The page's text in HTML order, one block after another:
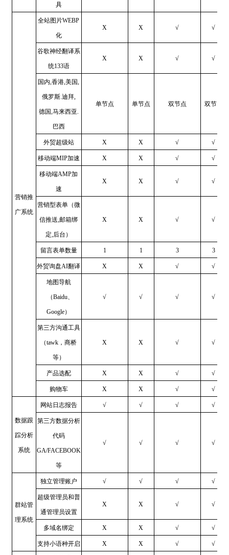
具
营销推
广系统
全站图片WEBP
化
X X √ √
谷歌神经翻译系
统133语
X X √ √
国内,香港,美国,
俄罗斯.迪拜,
德国,马来西亚.
巴西
单节点 单节点 双节点 双节点
外贸超级站 X X √ √
移动端MIP加速 X X √ √
移动端AMP加
速
X X √ √
营销型表单（微
信推送,邮箱绑
定,后台）
X X √ √
留言表单数量 1 1 3 3
外贸询盘AI翻译 X X √ √
地图导航
（Baidu、
Google）
√ √ √ √
第三方沟通工具
（tawk，商桥
等）
X X √ √
产品选配 X X √ √
购物车 X X √ √
数据跟
踪分析
系统
网站日志报告 √ √ √ √
第三方数据分析
代码
GA/FACEBOOK
等
√ √ √ √
群站管
理系统
独立管理账户 √ √ √ √
超级管理员和普
通管理员设置
X X √ √
多域名绑定 X X √ √
支持小语种开启 X X √ √